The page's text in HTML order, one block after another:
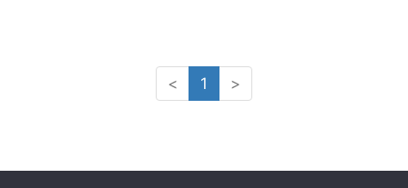
< 1 >